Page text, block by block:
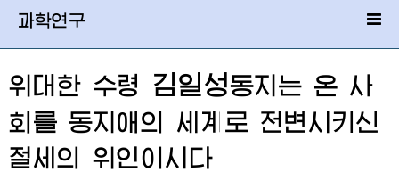
과학연구
위대한 수령 김일성동지 는 온 사
회를 동지애의 세계로 전변시키신
절세의 위인이시다